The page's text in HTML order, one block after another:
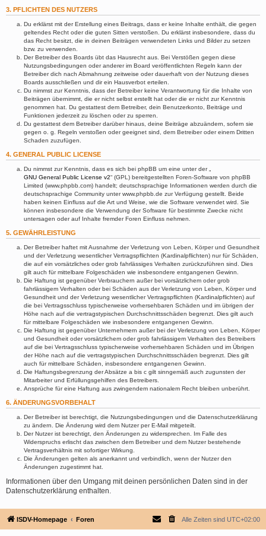
3. PFLICHTEN DES NUTZERS
Du erklärst mit der Erstellung eines Beitrags, dass er keine Inhalte enthält, die gegen
geltendes Recht oder die guten Sitten verstoßen. Du erklärst insbesondere, dass du
das Recht besitzt, die in deinen Beiträgen verwendeten Links und Bilder zu setzen
bzw. zu verwenden.
Der Betreiber des Boards übt das Hausrecht aus. Bei Verstößen gegen diese
Nutzungsbedingungen oder anderer im Board veröffentlichten Regeln kann der
Betreiber dich nach Abmahnung zeitweise oder dauerhaft von der Nutzung dieses
Boards ausschließen und dir ein Hausverbot erteilen.
Du nimmst zur Kenntnis, dass der Betreiber keine Verantwortung für die Inhalte von
Beiträgen übernimmt, die er nicht selbst erstellt hat oder die er nicht zur Kenntnis
genommen hat. Du gestattest dem Betreiber, dein Benutzerkonto, Beiträge und
Funktionen jederzeit zu löschen oder zu sperren.
Du gestattest dem Betreiber darüber hinaus, deine Beiträge abzuändern, sofern sie
gegen o. g. Regeln verstoßen oder geeignet sind, dem Betreiber oder einem Dritten
Schaden zuzufügen.
4. GENERAL PUBLIC LICENSE
Du nimmst zur Kenntnis, dass es sich bei phpBB um eine unter der „
GNU General Public License v2“ (GPL) bereitgestellten Foren-Software von phpBB
Limited (www.phpbb.com) handelt; deutschsprachige Informationen werden durch die
deutschsprachige Community unter www.phpbb.de zur Verfügung gestellt. Beide
haben keinen Einfluss auf die Art und Weise, wie die Software verwendet wird. Sie
können insbesondere die Verwendung der Software für bestimmte Zwecke nicht
untersagen oder auf Inhalte fremder Foren Einfluss nehmen.
5. GEWÄHRLEISTUNG
Der Betreiber haftet mit Ausnahme der Verletzung von Leben, Körper und Gesundheit
und der Verletzung wesentlicher Vertragspflichten (Kardinalpflichten) nur für Schäden,
die auf ein vorsätzliches oder grob fahrlässiges Verhalten zurückzuführen sind. Dies
gilt auch für mittelbare Folgeschäden wie insbesondere entgangenen Gewinn.
Die Haftung ist gegenüber Verbrauchern außer bei vorsätzlichem oder grob
fahrlässigem Verhalten oder bei Schäden aus der Verletzung von Leben, Körper und
Gesundheit und der Verletzung wesentlicher Vertragspflichten (Kardinalpflichten) auf
die bei Vertragsschluss typischerweise vorhersehbaren Schäden und im übrigen der
Höhe nach auf die vertragstypischen Durchschnittsschäden begrenzt. Dies gilt auch
für mittelbare Folgeschäden wie insbesondere entgangenen Gewinn.
Die Haftung ist gegenüber Unternehmern außer bei der Verletzung von Leben, Körper
und Gesundheit oder vorsätzlichem oder grob fahrlässigem Verhalten des Betreibers
auf die bei Vertragsschluss typischerweise vorhersehbaren Schäden und im Übrigen
der Höhe nach auf die vertragstypischen Durchschnittsschäden begrenzt. Dies gilt
auch für mittelbare Schäden, insbesondere entgangenen Gewinn.
Die Haftungsbegrenzung der Absätze a bis c gilt sinngemäß auch zugunsten der
Mitarbeiter und Erfüllungsgehilfen des Betreibers.
Ansprüche für eine Haftung aus zwingendem nationalem Recht bleiben unberührt.
6. ÄNDERUNGSVORBEHALT
Der Betreiber ist berechtigt, die Nutzungsbedingungen und die Datenschutzerklärung
zu ändern. Die Änderung wird dem Nutzer per E-Mail mitgeteilt.
Der Nutzer ist berechtigt, den Änderungen zu widersprechen. Im Falle des
Widerspruchs erlischt das zwischen dem Betreiber und dem Nutzer bestehende
Vertragsverhältnis mit sofortiger Wirkung.
Die Änderungen gelten als anerkannt und verbindlich, wenn der Nutzer den
Änderungen zugestimmt hat.
Informationen über den Umgang mit deinen persönlichen Daten sind in der
Datenschutzerklärung enthalten.
ISDV-Homepage Foren Alle Zeiten sind UTC+02:00